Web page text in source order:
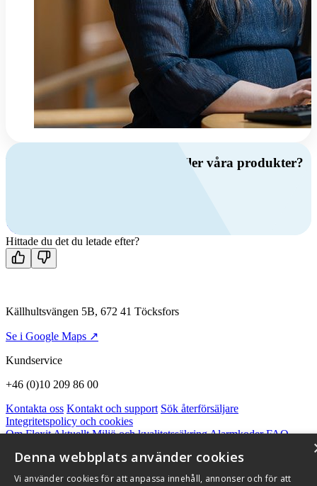
Har du frågor om ventilation eller våra produkter?
Kontakta oss
Hittade du det du letade efter?
Källhultsvängen 5B, 672 41 Töcksfors
Se i Google Maps ↗
Kundservice
+46 (0)10 209 86 00
Kontakta oss Kontakt och support Sök återförsäljare
Integritetspolicy och cookies
Om FlexitAktuellt Miljö och kvalitetssäkringAlarmkoder FAQ
Denna webbplats använder cookies
Vi använder cookies för att anpassa innehåll, annonser och för att